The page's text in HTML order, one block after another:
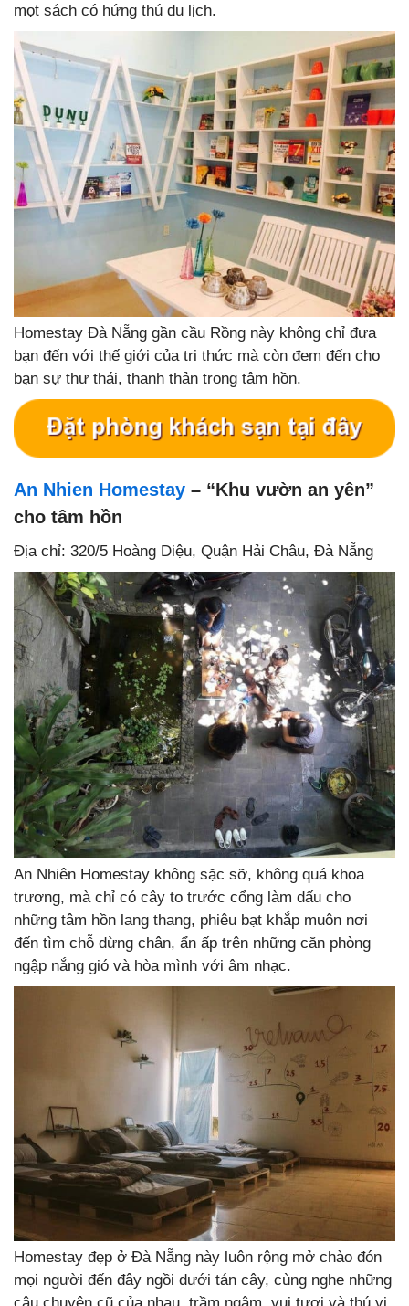
mọt sách có hứng thú du lịch.
Homestay Đà Nẵng gần cầu Rồng này không chỉ đưa
bạn đến với thế giới của tri thức mà còn đem đến cho
bạn sự thư thái, thanh thản trong tâm hồn.
An Nhien Homestay – “Khu vườn an yên”
cho tâm hồn
Địa chỉ: 320/5 Hoàng Diệu, Quận Hải Châu, Đà Nẵng
An Nhiên Homestay không sặc sỡ, không quá khoa
trương, mà chỉ có cây to trước cổng làm dấu cho
những tâm hồn lang thang, phiêu bạt khắp muôn nơi
đến tìm chỗ dừng chân, ẩn ấp trên những căn phòng
ngập nắng gió và hòa mình với âm nhạc.
Homestay đẹp ở Đà Nẵng này luôn rộng mở chào đón
mọi người đến đây ngồi dưới tán cây, cùng nghe những
câu chuyện cũ của nhau, trầm ngâm, vui tươi và thú vị.